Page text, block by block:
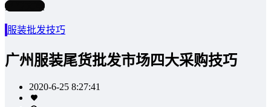
写文章
服装批发技巧
广州服装尾货批发市场四大采购技巧
2020-6-25 8:27:41